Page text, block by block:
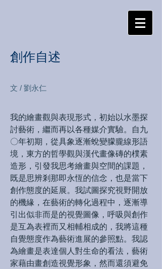
創作自述
文 / 劉永仁
我的繪畫觀與表現形式，初始以水墨探
討藝術，繼而再以各種媒介實驗。自九
〇年初期，從具象逐漸蛻變朦朧線形語
境，東方的哲學觀與漢代畫像磚的樸素
造形，引發我思考繪畫與空間的課題，
既是思辨剎那即永恆的信念，也是當下
創作態度的延展。我試圖探究視野開放
的機緣，在藝術的轉化過程中，逐漸導
引出似非而是的視覺圖像，呼吸與創作
是互為表裡而又相輔相成的，我將這種
自覺態度作為藝術進展的參照點。我認
為繪畫是表達個人對生命的看法，藝術
家藉由畫創造視覺形象，然而還須避免